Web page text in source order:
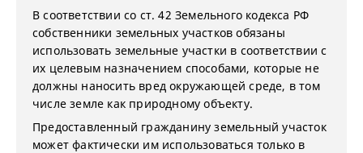
В соответствии со ст. 42 Земельного кодекса РФ
собственники земельных участков обязаны
использовать земельные участки в соответствии с
их целевым назначением способами, которые не
должны наносить вред окружающей среде, в том
числе земле как природному объекту.
Предоставленный гражданину земельный участок
может фактически им использоваться только в